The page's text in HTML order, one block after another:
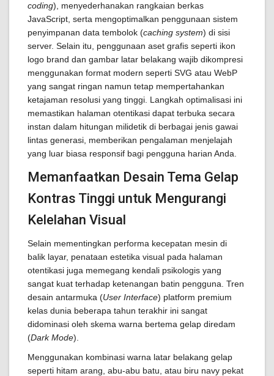
coding), menyederhanakan rangkaian berkas
JavaScript, serta mengoptimalkan penggunaan sistem
penyimpanan data tembolok (caching system) di sisi
server. Selain itu, penggunaan aset grafis seperti ikon
logo brand dan gambar latar belakang wajib dikompresi
menggunakan format modern seperti SVG atau WebP
yang sangat ringan namun tetap mempertahankan
ketajaman resolusi yang tinggi. Langkah optimalisasi ini
memastikan halaman otentikasi dapat terbuka secara
instan dalam hitungan milidetik di berbagai jenis gawai
lintas generasi, memberikan pengalaman menjelajah
yang luar biasa responsif bagi pengguna harian Anda.
Memanfaatkan Desain Tema Gelap
Kontras Tinggi untuk Mengurangi
Kelelahan Visual
Selain mementingkan performa kecepatan mesin di
balik layar, penataan estetika visual pada halaman
otentikasi juga memegang kendali psikologis yang
sangat kuat terhadap ketenangan batin pengguna. Tren
desain antarmuka (User Interface) platform premium
kelas dunia beberapa tahun terakhir ini sangat
didominasi oleh skema warna bertema gelap diredam
(Dark Mode).
Menggunakan kombinasi warna latar belakang gelap
seperti hitam arang, abu-abu batu, atau biru navy pekat